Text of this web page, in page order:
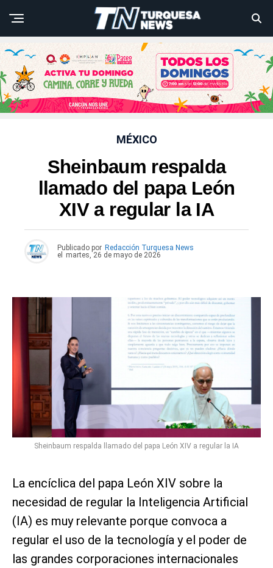
MÉXICO
Sheinbaum respalda
llamado del papa León
XIV a regular la IA
Publicado por Redacción Turquesa News
el
martes, 26 de mayo de 2026
Sheinbaum respalda llamado del papa León XIV a regular la IA
La encíclica del papa León XIV sobre la
necesidad de regular la Inteligencia Artificial
(IA) es muy relevante porque convoca a
regular el uso de la tecnología y el poder de
las grandes corporaciones internacionales